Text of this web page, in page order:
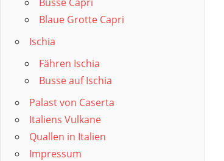
Blaue Grotte Capri
Ischia
Fähren Ischia
Busse auf Ischia
Palast von Caserta
Italiens Vulkane
Quallen in Italien
Impressum